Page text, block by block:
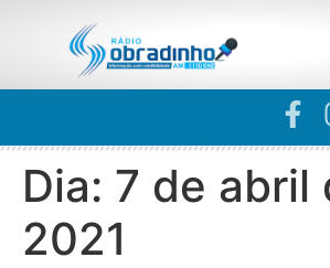
Dia: 7 de abril
2021